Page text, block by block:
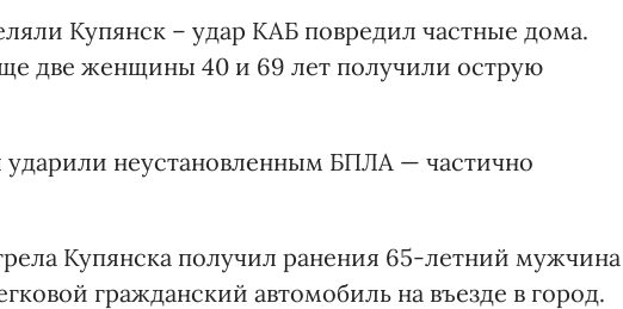
Купянск – удар КАБ повредил частные дома.
две женщины 40 и 69 лет получили острую
ударили неустановленным БПЛА — частично
Купянска получил ранения 65-летний мужчина
гражданский автомобиль на въезде в город.